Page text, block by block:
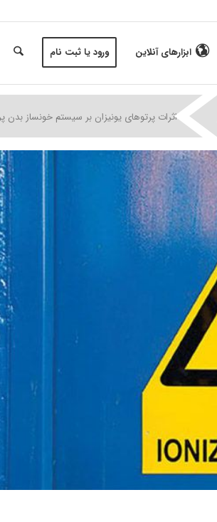
ابزارهای آنلاین ورود یا ثبت نام
| اثرات پرتوهای یونیزان بر سیستم خونساز بدن